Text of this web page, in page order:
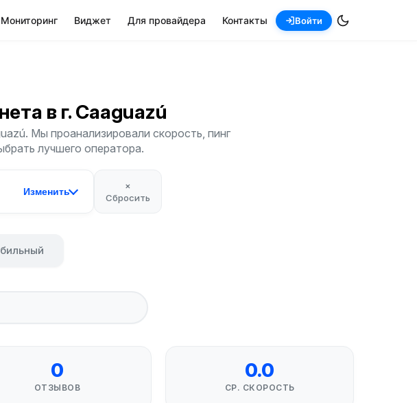
Мониторинг Виджет Для провайдера Контакты Войти
в г. Caaguazú
Мы проанализировали скорость, пинг
лучшего оператора.
Изменить
×
Сбросить
0
ОТЗЫВОВ
0.0
СР. СКОРОСТЬ